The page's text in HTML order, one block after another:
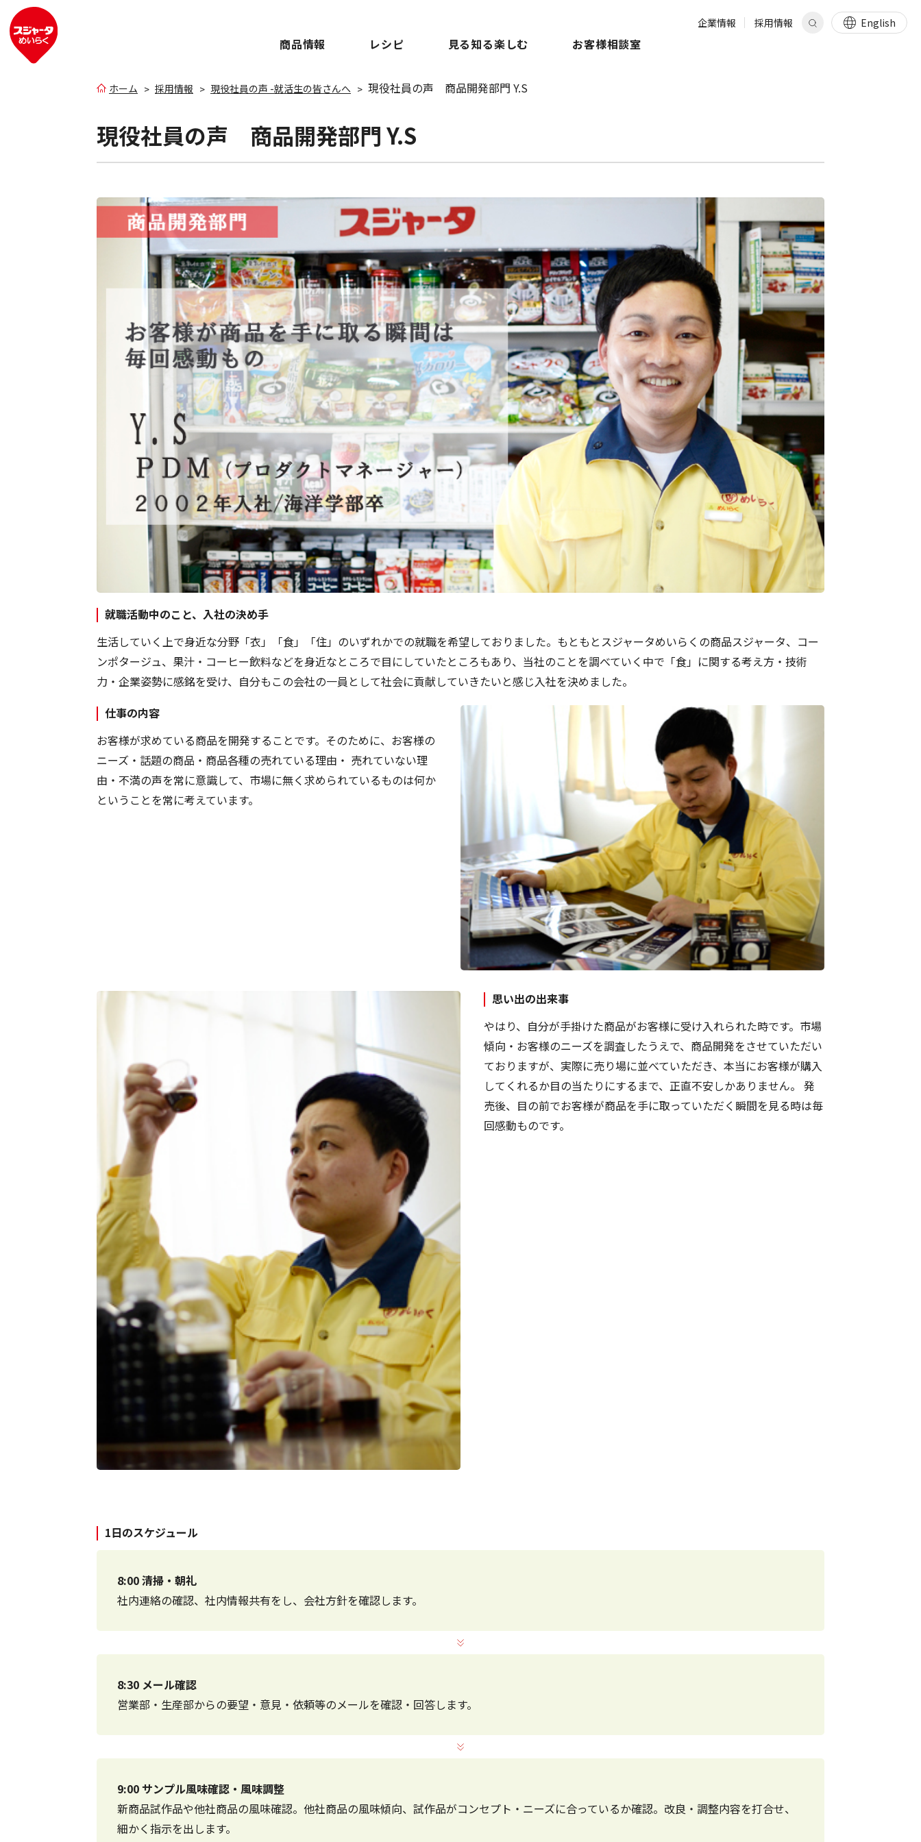
企業情報 採用情報 English
商品情報 レシピ 見る知る楽しむ お客様相談室
ホーム 採用情報 現役社員の声 -就活生の皆さんへ 現役社員の声 商品開発部門 Y.S
現役社員の声 商品開発部門 Y.S
就職活動中のこと、入社の決め手
生活していく上で身近な分野「衣」「食」「住」のいずれかでの就職を希望しておりました。もともとスジャータめいらくの商品スジャータ、コー
ンポタージュ、果汁・コーヒー飲料などを身近なところで目にしていたところもあり、当社のことを調べていく中で「食」に関する考え方・技術
力・企業姿勢に感銘を受け、自分もこの会社の一員として社会に貢献していきたいと感じ入社を決めました。
仕事の内容
お客様が求めている商品を開発することです。そのために、お客様の
ニーズ・話題の商品・商品各種の売れている理由・ 売れていない理
由・不満の声を常に意識して、市場に無く求められているものは何か
ということを常に考えています。
思い出の出来事
やはり、自分が手掛けた商品がお客様に受け入れられた時です。市場
傾向・お客様のニーズを調査したうえで、商品開発をさせていただい
ておりますが、実際に売り場に並べていただき、本当にお客様が購入
してくれるか目の当たりにするまで、正直不安しかありません。 発
売後、目の前でお客様が商品を手に取っていただく瞬間を見る時は毎
回感動ものです。
1日のスケジュール
8:00 清掃・朝礼
社内連絡の確認、社内情報共有をし、会社方針を確認します。
8:30 メール確認
営業部・生産部からの要望・意見・依頼等のメールを確認・回答します。
9:00 サンプル風味確認・風味調整
新商品試作品や他社商品の風味確認。他社商品の風味傾向、試作品がコンセプト・ニーズに合っているか確認。改良・調整内容を打合せ、
細かく指示を出します。